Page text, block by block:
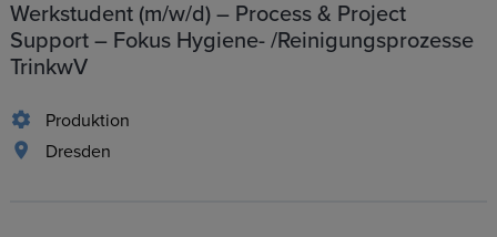
Werkstudent (m/w/d) – Process & Project
Support – Fokus Hygiene- /Reinigungsprozesse
TrinkwV
Produktion
Dresden